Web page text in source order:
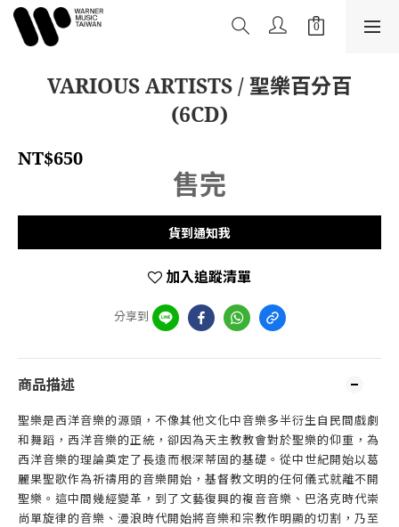
VARIOUS ARTISTS / 聖樂百分百
(6CD)
NT$650
售完
貨到通知我
加入追蹤清單
分享到
商品描述
聖樂是西洋音樂的源頭，不像其他文化中音樂多半衍生自民間戲劇
和舞蹈，西洋音樂的正統，卻因為天主教教會對於聖樂的仰重，為
西洋音樂的理論奠定了長遠而根深蒂固的基礎。從中世紀開始以葛
麗果聖歌作為祈禱用的音樂開始，基督教文明的任何儀式就離不開
聖樂。這中間幾經變革，到了文藝復興的複音音樂、巴洛克時代崇
尚單旋律的音樂、漫浪時代開始將音樂和宗教作明顯的切割，乃至